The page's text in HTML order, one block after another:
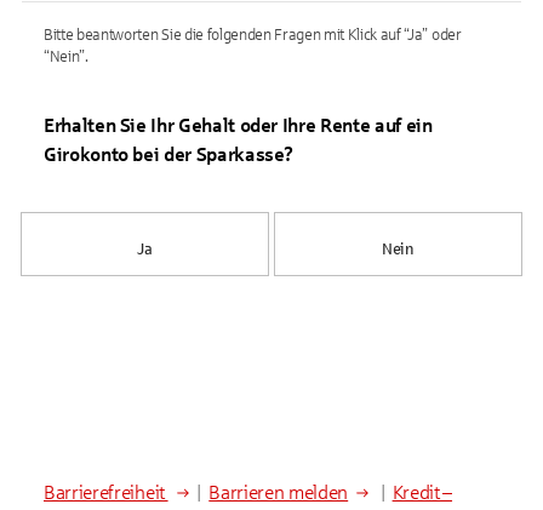
Bitte beantworten Sie die folgenden Fragen mit Klick auf “Ja” oder
“Nein”.
Erhalten Sie Ihr Gehalt oder Ihre Rente auf ein
Girokonto bei der Sparkasse?
Ja Nein
Barrierefreiheit Barrieren melden
Kredit –